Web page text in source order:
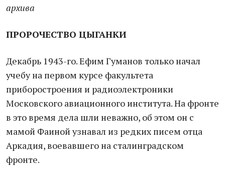
архива
ПРОРОЧЕСТВО ЦЫГАНКИ
Декабрь 1943-го. Ефим Гуманов только начал
учебу на первом курсе факультета
приборостроения и радиоэлектроники
Московского авиационного института. На фронте
в это время дела шли неважно, об этом он с
мамой Фаиной узнавал из редких писем отца
Аркадия, воевавшего на сталинградском
фронте.